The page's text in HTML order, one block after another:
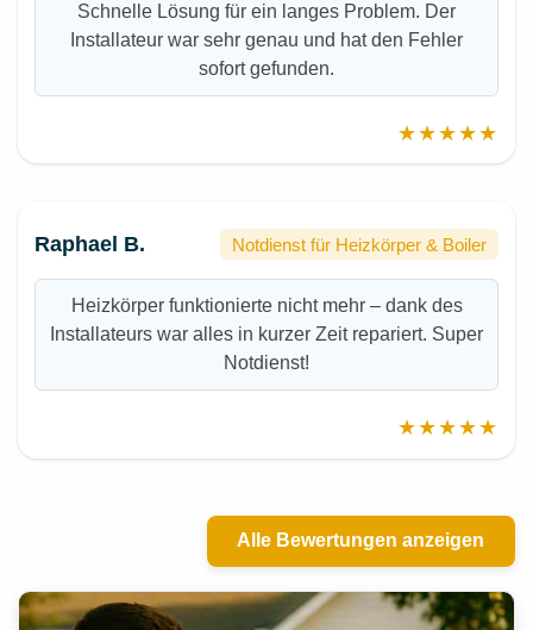
Schnelle Lösung für ein langes Problem. Der
Installateur war sehr genau und hat den Fehler
sofort gefunden.
★★★★★
Raphael B. Notdienst für Heizkörper & Boiler
Heizkörper funktionierte nicht mehr – dank des
Installateurs war alles in kurzer Zeit repariert. Super
Notdienst!
★★★★★
Alle Bewertungen anzeigen